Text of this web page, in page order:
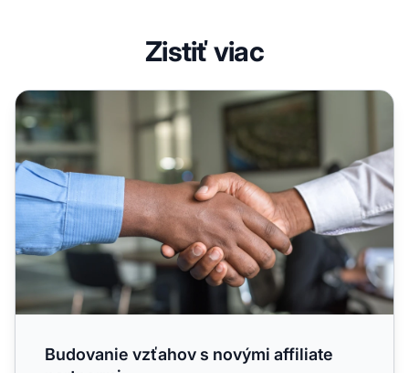
Zistiť viac
Budovanie vzťahov s novými affiliate partnermi
Budovanie vzťahov s novými affiliate